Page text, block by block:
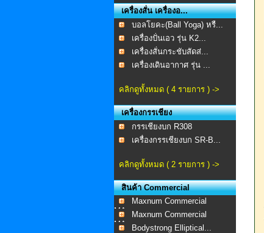
เครื่องสั่น เครื่องอ...
บอลโยคะ(Ball Yoga) หรื...
เครื่องปั่นเอว รุ่น K2...
เครื่องสั่นกระชับสัดส่...
เครื่องเดินอากาศ รุ่น ...
คลิกดูทั้งหมด ( 4 รายการ ) ->
เครื่องกรรเชียง
กรรเชียงบก R308
เครื่องกรรเชียงบก SR-B...
คลิกดูทั้งหมด ( 2 รายการ ) ->
สินค้า Commercial
Maxnum Commercial
MA-...Maxnum Commercial
MA-...Bodystrong Elliptical...